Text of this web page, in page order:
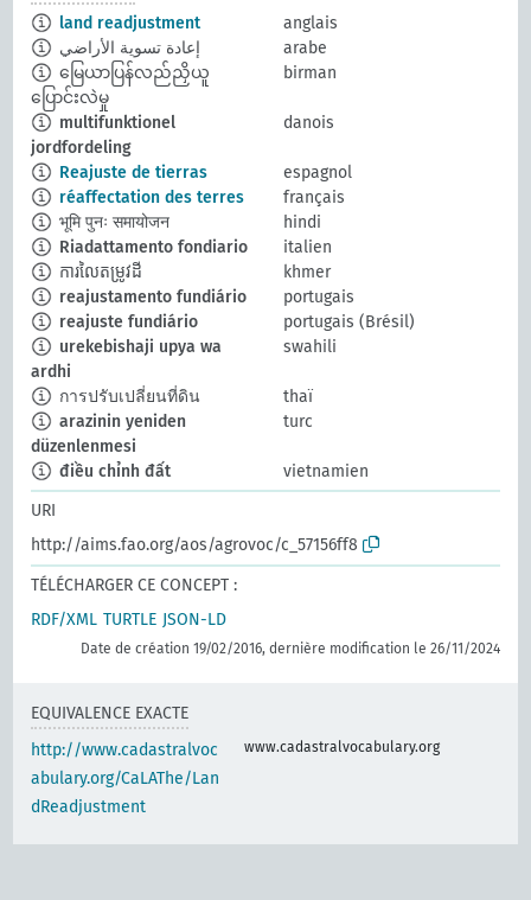
land readjustment
anglais
إعادة تسوية الأراضي
arabe
မြေယာပြန်လည်ညှိယူ
ပြောင်းလဲမှု
birman
multifunktionel
jordfordeling
danois
Reajuste de tierras
espagnol
réaffectation des terres
français
भूमि पुनः समायोजन
hindi
Riadattamento fondiario
italien
ការលៃតម្រូវដី
khmer
reajustamento fundiário
portugais
reajuste fundiário
portugais (Brésil)
urekebishaji upya wa
ardhi
swahili
การปรับเปลี่ยนที่ดิน
thaï
arazinin yeniden
düzenlenmesi
turc
điều chỉnh đất
vietnamien
URI
http://aims.fao.org/aos/agrovoc/c_57156ff8
TÉLÉCHARGER CE CONCEPT :
RDF/XML TURTLE JSON-LD
Date de création 19/02/2016, dernière modification le 26/11/2024
EQUIVALENCE EXACTE
http://www.cadastralvoc
abulary.org/CaLAThe/Lan
dReadjustment
www.cadastralvocabulary.org